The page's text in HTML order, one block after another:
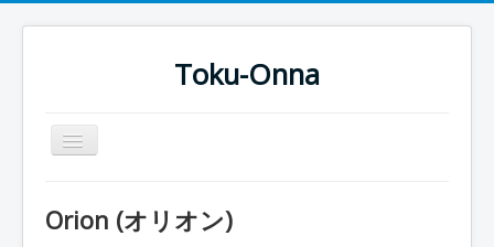
Toku-Onna
Basculer
la
Toku-Actrices
Orion (オリオン)